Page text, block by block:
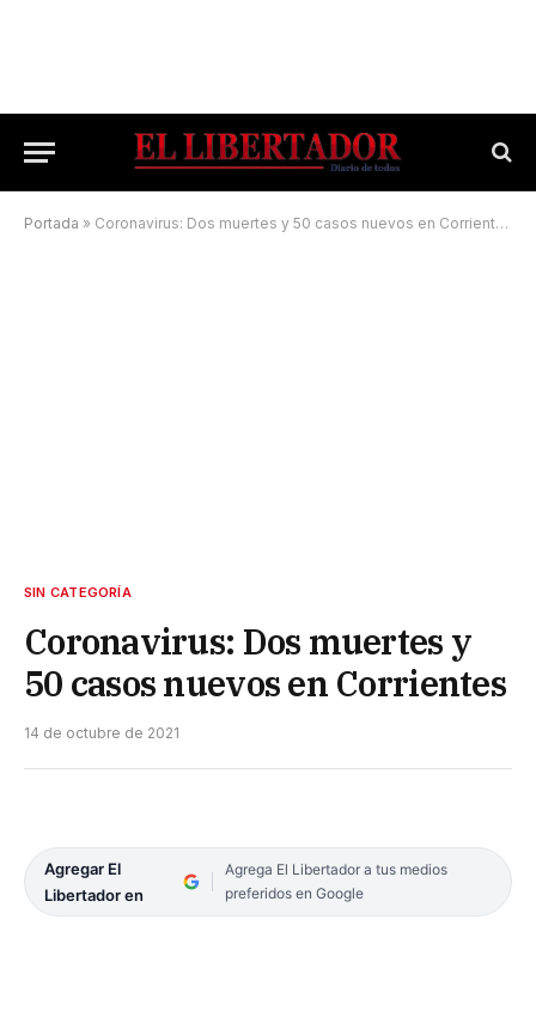
Portada » Coronavirus: Dos muertes y 50 casos nuevos en Corrientes
SIN CATEGORÍA
Coronavirus: Dos muertes y
50 casos nuevos en Corrientes
14 de octubre de 2021
Agregar El
Libertador en
Agrega El Libertador a tus medios
preferidos en Google